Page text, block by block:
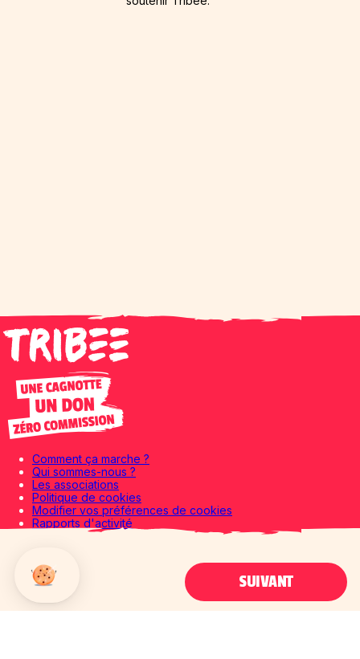
SUIVANT
Comment ça marche ?
Qui sommes-nous ?
Les associations
Politique de cookies
Modifier vos préférences de cookies
Rapports d'activité
Mentions légales
Politique de confidentialité
Le blog